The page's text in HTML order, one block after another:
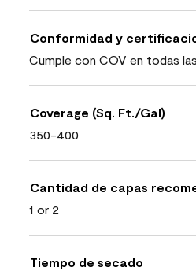
Conformidad y
Cumple con COV en todas
Coverage (Sq. Ft./Gal)
350-400
Cantidad de capas
1 or 2
Tiempo de secado